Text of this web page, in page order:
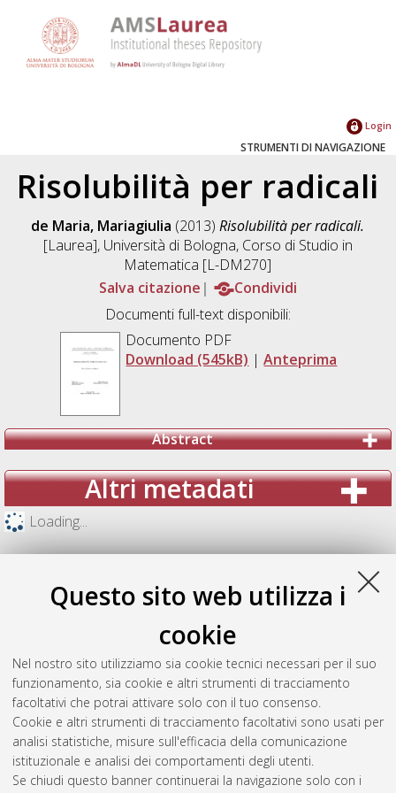
Questo sito web utilizza i
cookie
Nel nostro sito utilizziamo sia cookie tecnici necessari per il suo
funzionamento, sia cookie e altri strumenti di tracciamento
facoltativi che potrai attivare solo con il tuo consenso.
Cookie e altri strumenti di tracciamento facoltativi sono usati per
analisi statistiche, misure sull'efficacia della comunicazione
istituzionale e analisi dei comportamenti degli utenti.
Se chiudi questo banner continuerai la navigazione solo con i
Login
STRUMENTI DI NAVIGAZIONE
Risolubilità per radicali
de Maria, Mariagiulia (2013)Risolubilità per radicali.
[Laurea], Università di Bologna, Corso di Studio in
Matematica [L-DM270]
Salva citazione
Condividi
Documenti full-text disponibili:
Documento PDF
Download (545kB) |Anteprima
Abstract
Altri metadati
Loading...
Gestione del documento: